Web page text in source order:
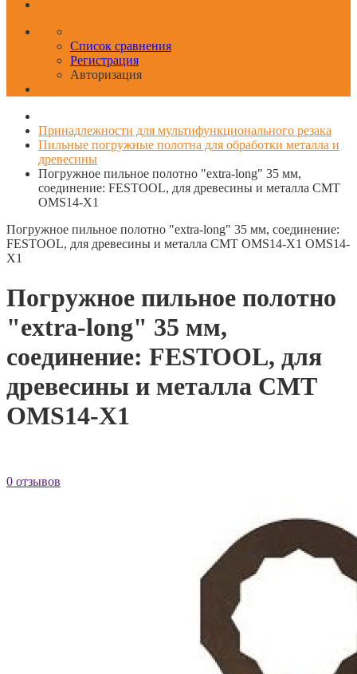
Список сравнения
Регистрация
Авторизация
Принадлежности для мультифункционального резака
Пильные погружные полотна для обработки металла и
древесины
Погружное пильное полотно "extra-long" 35 мм,
соединение: FESTOOL, для древесины и металла CMT
OMS14-X1
Погружное пильное полотно "extra-long" 35 мм, соединение:
FESTOOL, для древесины и металла CMT OMS14-X1 OMS14-
X1
Погружное пильное полотно
"extra-long" 35 мм,
соединение: FESTOOL, для
древесины и металла CMT
OMS14-X1
0 отзывов